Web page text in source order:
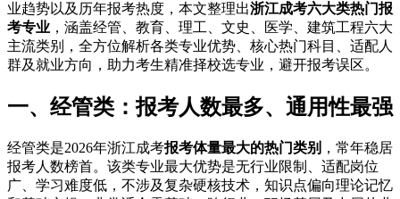
业趋势以及历年报考热度，本文整理出浙江成考六大类热门报
考专业 ，涵盖经管、教育、理工、文史、医学、建筑工程六大
主流类别，全方位解析各类专业优势、核心热门科目、适配人
群及就业方向，助力考生精准择校选专业，避开报考误区。
一、经管类：报考人数最多、通用性最强
经管类是2026年浙江成考报考体量最大的热门类别 ，常年稳居
报考人数榜首。该类专业最大优势是无行业限制、适配岗位
广、学习难度低，不涉及复杂硬核技术，知识点偏向理论记忆